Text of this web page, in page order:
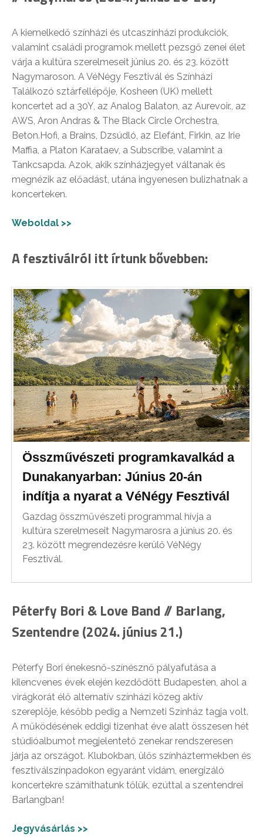
A kiemelkedő színházi és utcaszínházi produkciók,
valamint családi programok mellett pezsgő zenei élet
várja a kultúra szerelmeseit június 20. és 23. között
Nagymaroson. A VéNégy Fesztivál és Színházi
Találkozó sztárfellépője, Kosheen (UK) mellett
koncertet ad a 30Y, az Analog Balaton, az Aurevoir., az
AWS, Aron Andras & The Black Circle Orchestra,
Beton.Hofi, a Brains, Dzsúdló, az Elefánt, Firkin, az Irie
Maffia, a Platon Karataev, a Subscribe, valamint a
Tankcsapda. Azok, akik színházjegyet váltanak és
megnézik az előadást, utána ingyenesen bulizhatnak a
koncerteken.
Weboldal >>
A fesztiválról itt írtunk bővebben:
Összművészeti programkavalkád a
Dunakanyarban: Június 20-án
indítja a nyarat a VéNégy Fesztivál
Gazdag összművészeti programmal hívja a
kultúra szerelmeseit Nagymarosra a június 20. és
23. között megrendezésre kerülő VéNégy
Fesztivál.
Péterfy Bori & Love Band // Barlang,
Szentendre (2024. június 21.)
Péterfy Bori énekesnő-színésznő pályafutása a
kilencvenes évek elején kezdődött Budapesten, ahol a
virágkorát élő alternatív színházi közeg aktív
szereplője, később pedig a Nemzeti Színház tagja volt.
A működésének eddigi tizenhat éve alatt összesen hét
stúdióalbumot megjelentető zenekar rendszeresen
járja az országot. Klubokban, ülős színháztermekben és
fesztiválszínpadokon egyaránt vidám, energizáló
koncertekre számíthatunk tőlük, ezúttal a szentendrei
Barlangban!
Jegyvásárlás >>